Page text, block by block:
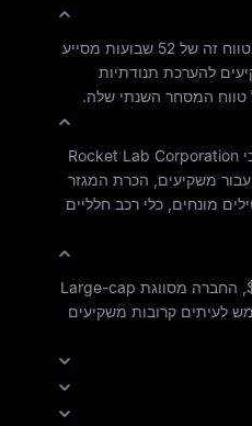
טווח המסחר השנתי שלה.
Rocket Lab Corporation
, החברה מסווגת Large-cap